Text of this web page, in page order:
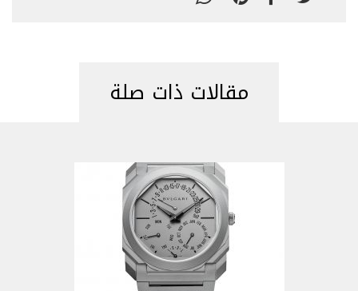
مقالات ذات صلة